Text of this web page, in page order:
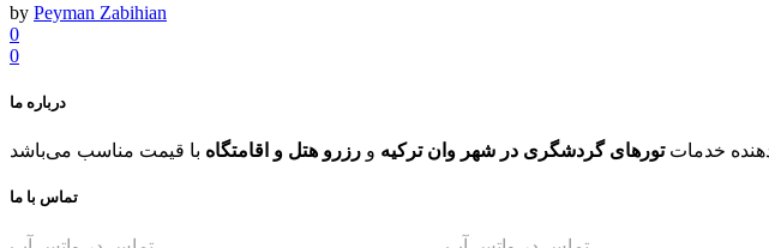
by Peyman Zabihian
0
0
درباره ما
دهنده خدماتتورهای گردشگری در شهر وان ترکیه و رزرو هتل و اقامتگاه
تماس با ما